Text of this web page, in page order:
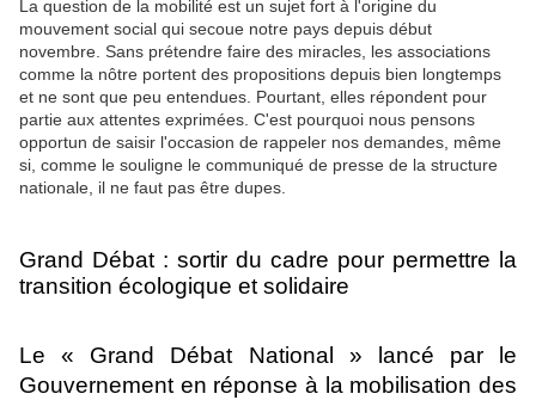
La question de la mobilité est un sujet fort à l'origine du
mouvement social qui secoue notre pays depuis début
novembre. Sans prétendre faire des miracles, les associations
comme la nôtre portent des propositions depuis bien longtemps
et ne sont que peu entendues. Pourtant, elles répondent pour
partie aux attentes exprimées. C'est pourquoi nous pensons
opportun de saisir l'occasion de rappeler nos demandes, même
si, comme le souligne le communiqué de presse de la structure
nationale, il ne faut pas être dupes.
Grand Débat : sortir du cadre pour permettre la
transition écologique et solidaire
Le « Grand Débat National » lancé par le
Gouvernement en réponse à la mobilisation des